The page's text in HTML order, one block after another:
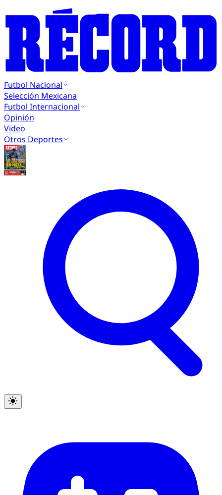
Futbol Nacional
Selección Mexicana
Futbol Internacional
Opinión
Video
Otros Deportes